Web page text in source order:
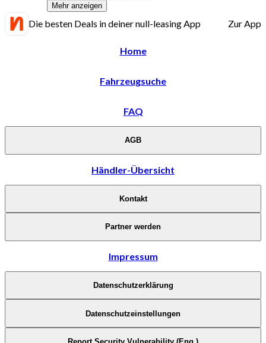
Mehr anzeigen
Die besten Deals in deiner null-leasing App Zur App
Home
Fahrzeugsuche
FAQ
AGB
Händler-Übersicht
Kontakt
Partner werden
Impressum
Datenschutzerklärung
Datenschutzeinstellungen